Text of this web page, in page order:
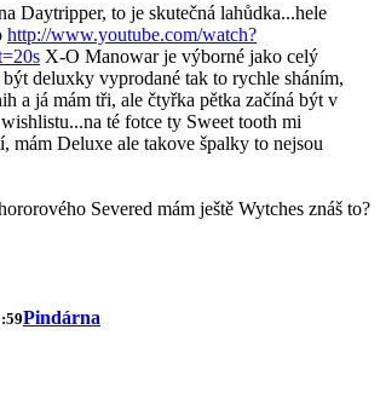
Daytripper, to je skutečná lahůdka...hele
http://www.youtube.com/watch?
X-O Manowar je výborné jako celý
deluxky vyprodané tak to rychle sháním,
a já mám tři, ale čtyřka pětka začíná být v
té fotce ty Sweet tooth mi
mám Deluxe ale takove špalky to nejsou
Severed mám ještě Wytches znáš to?
Pindárna